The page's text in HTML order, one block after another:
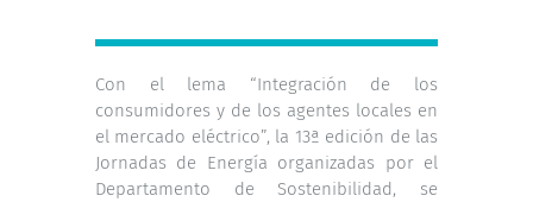
Con el lema “Integración de los
consumidores y de los agentes locales en
el mercado eléctrico”, la 13ª edición de las
Jornadas de Energía organizadas por el
Departamento de Sostenibilidad, se